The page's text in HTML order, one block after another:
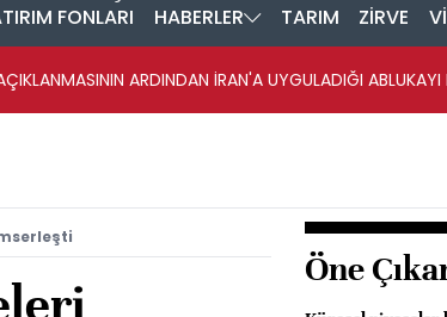
FONLARI HABERLER TARIM ZİRVE
ARDINDAN İRAN'A UYGULADIĞI ABLUKAYI
Öne